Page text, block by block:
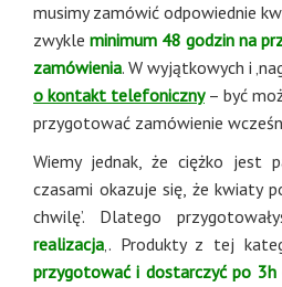
musimy zamówić odpowiednie
zwykle minimum 48 godzin na
zamówienia. W wyjątkowych i
o kontakt telefoniczny– być
przygotować zamówienie
Wiemy jednak, że ciężko jest
czasami okazuje się, że kwiaty
chwilę’. Dlatego
realizacja‚. Produkty z tej
przygotować i dostarczyć po 3h